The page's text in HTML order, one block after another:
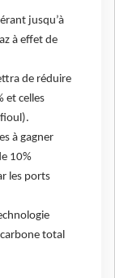
jusqu’à
à effet de
de réduire
et celles
fioul).
à gagner
10%
les ports
total